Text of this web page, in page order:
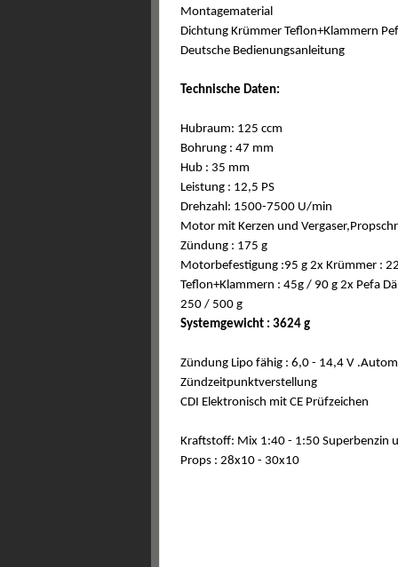
Montagematerial
Dichtung Krümmer Teflon+Klammern
Deutsche Bedienungsanleitung
Technische Daten:
Hubraum: 125 ccm
Bohrung : 47 mm
Hub : 35 mm
Leistung : 12,5 PS
Drehzahl: 1500-7500 U/min
Motor mit Kerzen und
Zündung : 175 g
Motorbefestigung :95 g 2x Krümmer :
Teflon+Klammern : 45g / 90 g 2x Pefa
250 / 500 g
Systemgewicht : 3624 g
Zündung Lipo fähig : 6,0 - 14,4 V
Zündzeitpunktverstellung
CDI Elektronisch mit CE Prüfzeichen
Kraftstoff: Mix 1:40 - 1:50 Superbenzin
Props : 28x10 - 30x10